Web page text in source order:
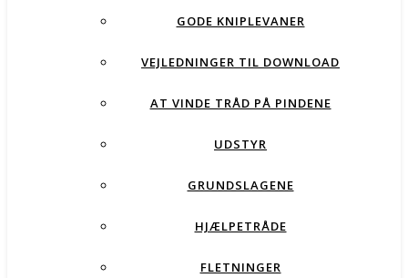
GODE KNIPLEVANER
VEJLEDNINGER TIL DOWNLOAD
AT VINDE TRÅD PÅ PINDENE
UDSTYR
GRUNDSLAGENE
HJÆLPETRÅDE
FLETNINGER